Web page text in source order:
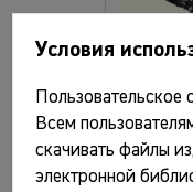
Голубева Л.А.
озере. X–XIII
Условия
Пользовательское
Всем
скачивать файлы
электронной